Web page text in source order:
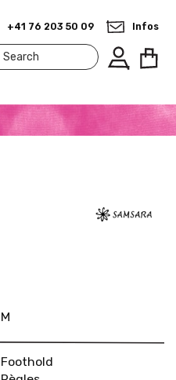
+41 76 203 50 09 Infos
M
Foothold